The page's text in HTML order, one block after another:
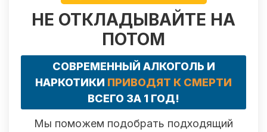
НЕ ОТКЛАДЫВАЙТЕ НА
ПОТОМ
СОВРЕМЕННЫЙ АЛКОГОЛЬ И
НАРКОТИКИ ПРИВОДЯТ К СМЕРТИ
ВСЕГО ЗА 1 ГОД!
Мы поможем подобрать подходящий